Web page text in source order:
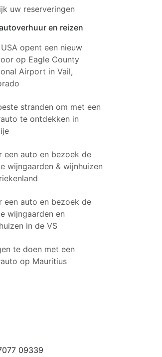
uw reserveringen
en reizen
opent een nieuw
op Eagle County
Airport in Vail,
stranden om met een
te ontdekken in
een auto en bezoek de
wijngaarden & wijnhuizen
een auto en bezoek de
wijngaarden en
in de VS
te doen met een
op Mauritius
09339